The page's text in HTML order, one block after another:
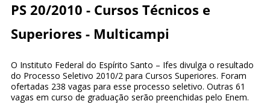
PS 20/2010 - Cursos Técnicos e
Superiores - Multicampi
O Instituto Federal do Espírito Santo – Ifes divulga o resultado
do Processo Seletivo 2010/2 para Cursos Superiores. Foram
ofertadas 238 vagas para esse processo seletivo. Outras 61
vagas em curso de graduação serão preenchidas pelo Enem.